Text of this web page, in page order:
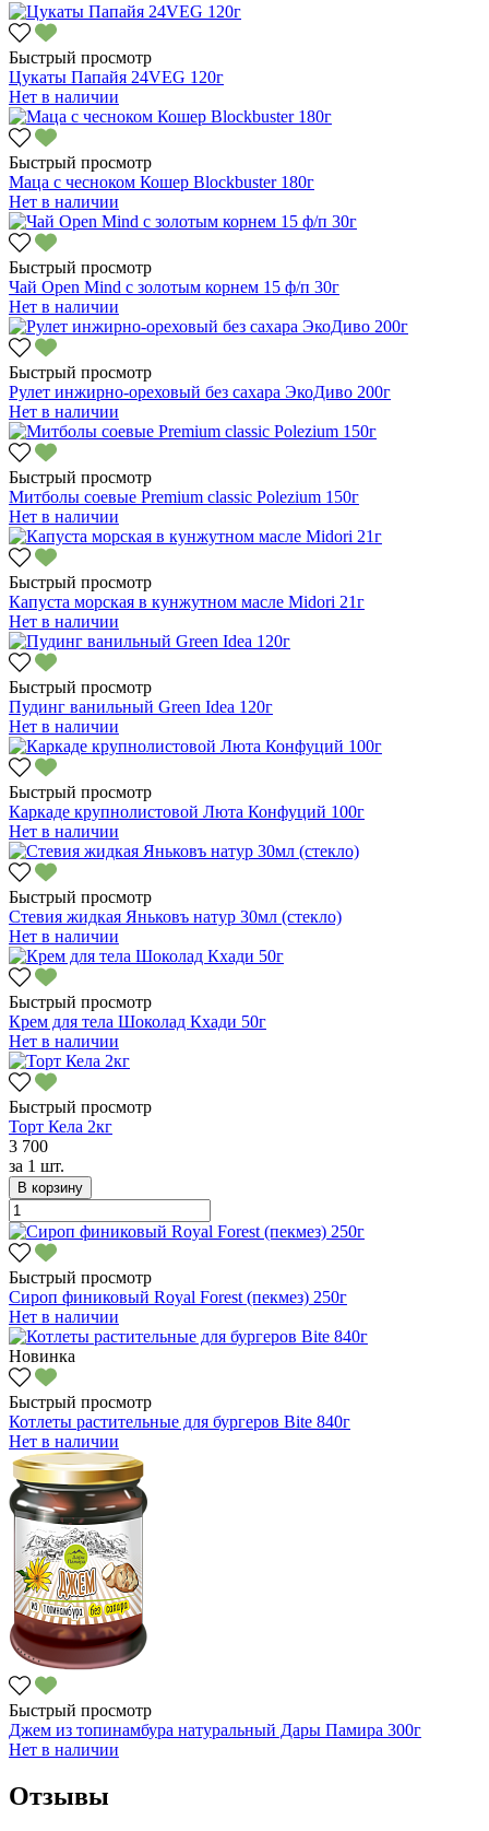
Быстрый просмотр
Цукаты Папайя 24VEG 120г
Нет в наличии
Быстрый просмотр
Маца с чесноком Кошер Blockbuster 180г
Нет в наличии
Быстрый просмотр
Чай Open Mind с золотым корнем 15 ф/п 30г
Нет в наличии
Быстрый просмотр
Рулет инжирно-ореховый без сахара ЭкоДиво 200г
Нет в наличии
Быстрый просмотр
Митболы соевые Premium classic Polezium 150г
Нет в наличии
Быстрый просмотр
Капуста морская в кунжутном масле Midori 21г
Нет в наличии
Быстрый просмотр
Пудинг ванильный Green Idea 120г
Нет в наличии
Быстрый просмотр
Каркаде крупнолистовой Люта Конфуций 100г
Нет в наличии
Быстрый просмотр
Стевия жидкая Яньковъ натур 30мл (стекло)
Нет в наличии
Быстрый просмотр
Крем для тела Шоколад Кхади 50г
Нет в наличии
Быстрый просмотр
Торт Кела 2кг
3 700
за 1 шт.
В корзину
Быстрый просмотр
Сироп финиковый Royal Forest (пекмез) 250г
Нет в наличии
Новинка
Быстрый просмотр
Котлеты растительные для бургеров Bite 840г
Нет в наличии
Быстрый просмотр
Джем из топинамбура натуральный Дары Памира 300г
Нет в наличии
Отзывы